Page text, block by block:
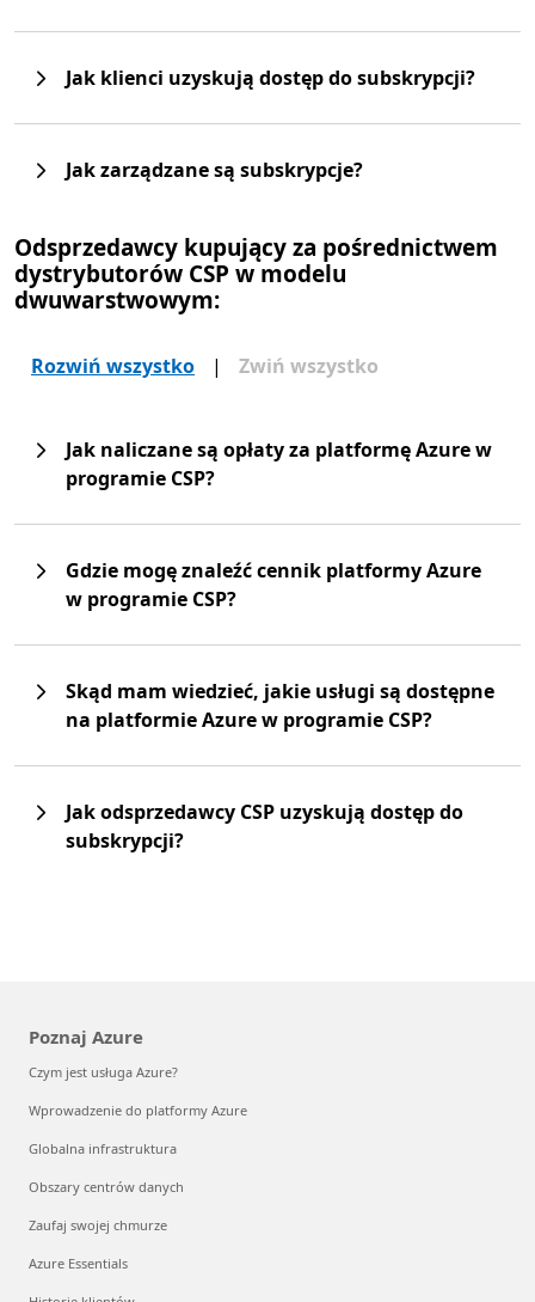
Jak klienci uzyskują dostęp do subskrypcji?
Jak zarządzane są subskrypcje?
Odsprzedawcy kupujący za pośrednictwem
dystrybutorów CSP w modelu
dwuwarstwowym:
Rozwiń wszystko | Zwiń wszystko
Jak naliczane są opłaty za platformę Azure w
programie CSP?
Gdzie mogę znaleźć cennik platformy Azure
w programie CSP?
Skąd mam wiedzieć, jakie usługi są dostępne
na platformie Azure w programie CSP?
Jak odsprzedawcy CSP uzyskują dostęp do
subskrypcji?
Poznaj Azure
Czym jest usługa Azure?
Wprowadzenie do platformy Azure
Globalna infrastruktura
Obszary centrów danych
Zaufaj swojej chmurze
Azure Essentials